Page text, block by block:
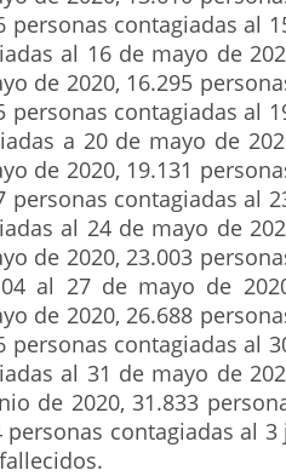
personas contagiadas al
al 16 de mayo de
de 2020, 16.295
personas contagiadas al
a 20 de mayo de
de 2020, 19.131
personas contagiadas al
al 24 de mayo de
de 2020, 23.003
al 27 de mayo de
de 2020, 26.688
personas contagiadas al
al 31 de mayo de
de 2020, 31.833
personas contagiadas al